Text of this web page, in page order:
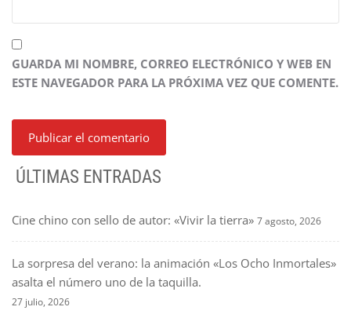
GUARDA MI NOMBRE, CORREO ELECTRÓNICO Y WEB EN
ESTE NAVEGADOR PARA LA PRÓXIMA VEZ QUE COMENTE.
ÚLTIMAS ENTRADAS
Cine chino con sello de autor: «Vivir la tierra» 7 agosto, 2026
La sorpresa del verano: la animación «Los Ocho Inmortales»
asalta el número uno de la taquilla.
27 julio, 2026